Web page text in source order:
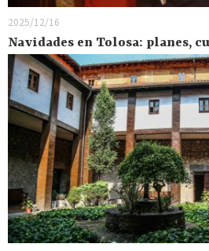
2025/12/16
Navidades en Tolosa: planes,